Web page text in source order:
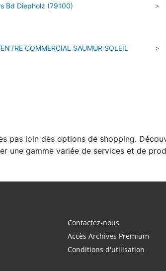
Bd Diepholz (79100) >
COMMERCIAL SAUMUR SOLEIL
>
loin des options de shopping.
une gamme variée de services et de
Contactez-nous
Accès Archives Premium
Conditions d'utilisation